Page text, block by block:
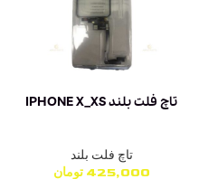
تاچ فلت بلند IPHONE X_XS
تاچ فلت بلند
425,000 تومان